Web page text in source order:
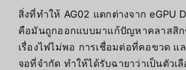
สิ่งที่ทำให้ AG02 แตกต่างจาก eGPU
คือมันถูกออกแบบมาแก้ปัญหาคลาสสิก
เรื่องไฟไม่พอ การเชื่อมต่อที่คอขวด แ
จอที่จำกัด ทำให้ได้รับฉายาว่าเป็นตัวเ